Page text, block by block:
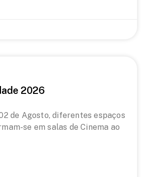
2026
de Agosto, diferentes espaços
se em salas de Cinema ao